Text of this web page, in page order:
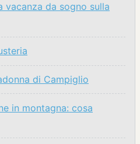
vacanza da sogno sulla
di Campiglio
in montagna: cosa